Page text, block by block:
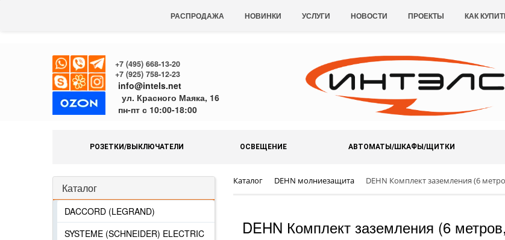
РАСПРОДАЖА НОВИНКИ УСЛУГИ НОВОСТИ ПРОЕКТЫ КАК
+7 (495) 668-13-20
+7 (925) 758-12-23
info@intels.net
ул. Красного Маяка, 16
пн-пт с 10:00-18:00
РОЗЕТКИ/ВЫКЛЮЧАТЕЛИ ОСВЕЩЕНИЕ АВТОМАТЫ/ШКАФЫ/ЩИТКИ
Каталог
DACCORD (LEGRAND)
SYSTEME (SCHNEIDER) ELECTRIC
Каталог DEHN молниезащита DEHN Комплект заземления (6
DEHN Комплект заземления (6